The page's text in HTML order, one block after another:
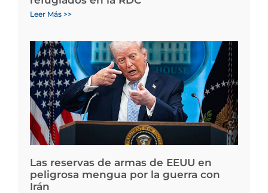
Leer Más >>
Las reservas de armas de EEUU en
peligrosa mengua por la guerra con
Irán